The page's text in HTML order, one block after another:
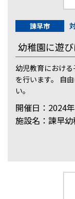
諫早市
幼稚園に遊
幼児教育におけ
を行います。 自
い。
開催日：2024
施設名：諫早幼